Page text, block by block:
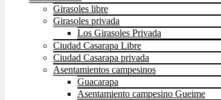
Girasoles libre
Girasoles privada
Los Girasoles Privada
Ciudad Casarapa Libre
Ciudad Casarapa privada
Asentamientos campesinos
Guacarapa
Asentamiento campesino Gueime